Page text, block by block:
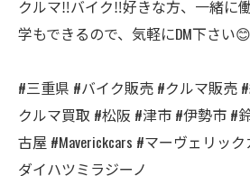
クルマ‼️バイク‼️好きな方、一緒に
学もできるので、気軽にDM下さい😊
#三重県 #バイク販売 #クルマ販売
クルマ買取 #松阪 #津市 #伊勢市 #
古屋 #Maverickcars #マーヴェリッ
ダイハツミラジーノ